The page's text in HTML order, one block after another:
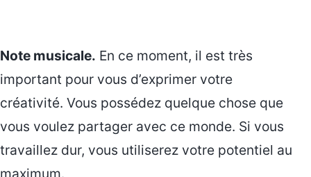
Note musicale. En ce moment, il est très
important pour vous d’exprimer votre
créativité. Vous possédez quelque chose que
vous voulez partager avec ce monde. Si vous
travaillez dur, vous utiliserez votre potentiel au
maximum.